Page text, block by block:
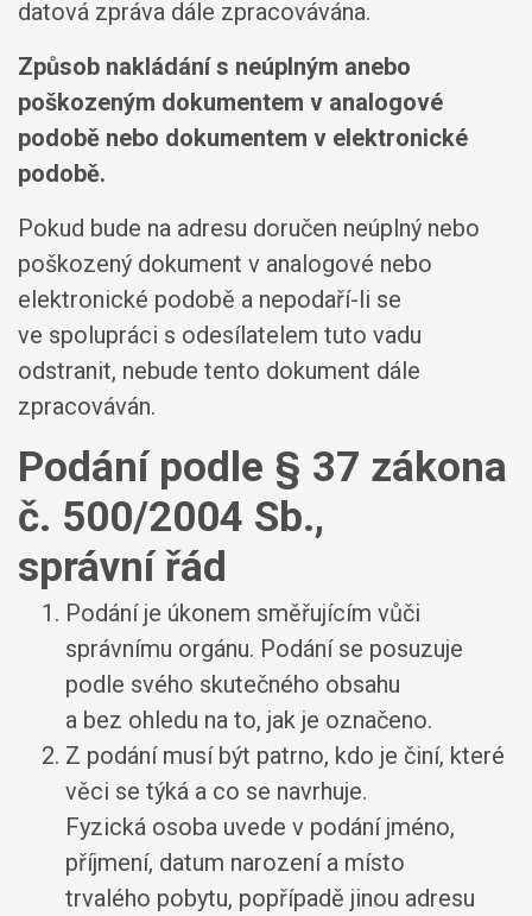
datová zpráva dále zpracovávána.
Způsob nakládání s neúplným anebo
poškozeným dokumentem v analogové
podobě nebo dokumentem v elektronické
podobě.
Pokud bude na adresu doručen neúplný nebo
poškozený dokument v analogové nebo
elektronické podobě a nepodaří-li se
ve spolupráci s odesílatelem tuto vadu
odstranit, nebude tento dokument dále
zpracováván.
Podání podle § 37 zákona
č. 500/2004 Sb.,
správní řád
Podání je úkonem směřujícím vůči
správnímu orgánu. Podání se posuzuje
podle svého skutečného obsahu
a bez ohledu na to, jak je označeno.
Z podání musí být patrno, kdo je činí, které
věci se týká a co se navrhuje.
Fyzická osoba uvede v podání jméno,
příjmení, datum narození a místo
trvalého pobytu, popřípadě jinou adresu